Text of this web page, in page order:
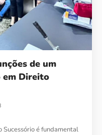
de um
em Direito
é fundamental